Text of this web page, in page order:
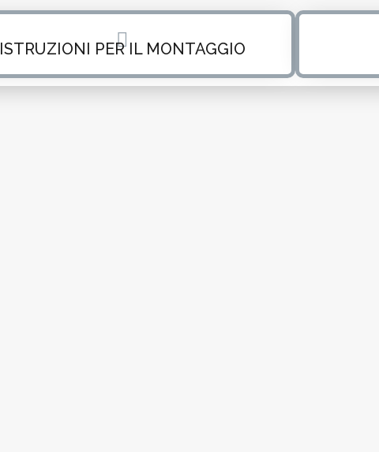
ISTRUZIONI PER IL MONTAGGIO